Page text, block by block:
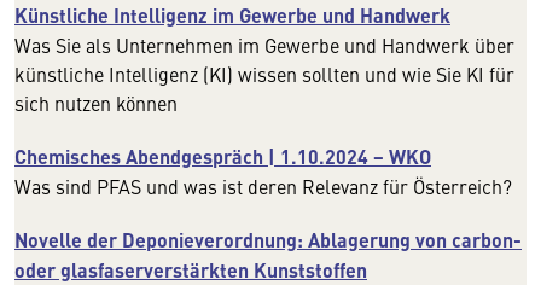
Künstliche Intelligenz im Gewerbe und Handwerk
Was Sie als Unternehmen im Gewerbe und Handwerk über
künstliche Intelligenz (KI) wissen sollten und wie Sie KI für
sich nutzen können
Chemisches Abendgespräch | 1.10.2024 − WKO
Was sind PFAS und was ist deren Relevanz für Österreich?
Novelle der Deponieverordnung: Ablagerung von carbon-
oder glasfaserverstärkten Kunststoffen